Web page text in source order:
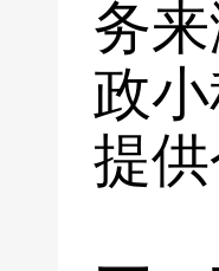
务
政
提